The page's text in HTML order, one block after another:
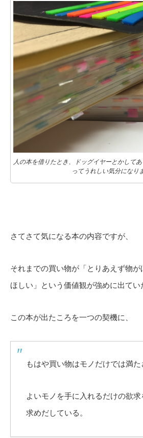
人の本を借りたとき、ドッグイヤーとかして
ってうれしい気分になり
さてさて気になる本の内容ですが、
それまでの買い物が「とりあえず物
ほしい」という価値観が強めに出てい
この本が出たころを一つの契機に、
もはや買い物はモノだけでは満た
よいモノを手に入れるだけの欲
求めだしている。